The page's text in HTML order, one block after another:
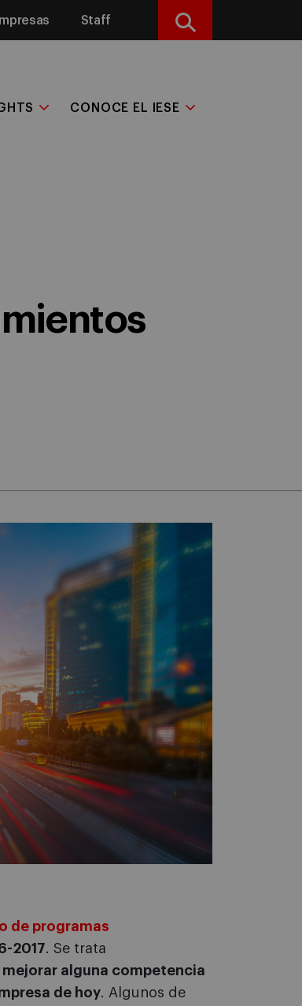
Staff Buscar
CONOCE EL IESE
de programas
2017. Se trata
mejorar alguna competencia
de hoy. Algunos de